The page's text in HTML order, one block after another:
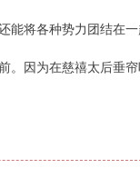
将各种势力团结在一
因为在慈禧太后垂